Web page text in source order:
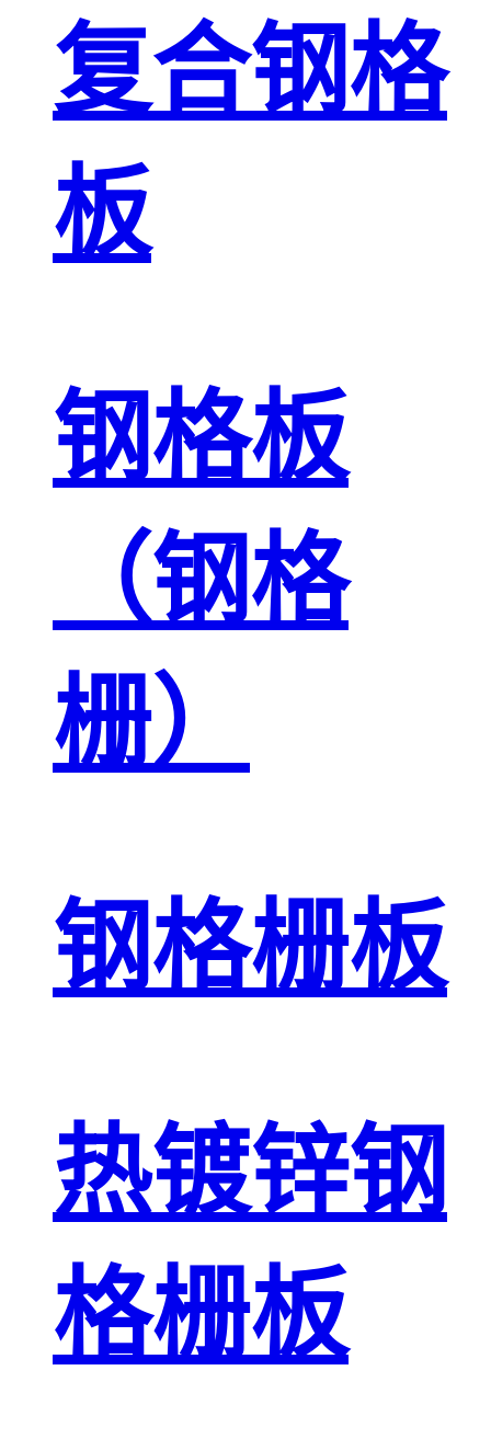
复合钢格
板
钢格板
（钢格
栅）
钢格栅板
热镀锌钢
格栅板